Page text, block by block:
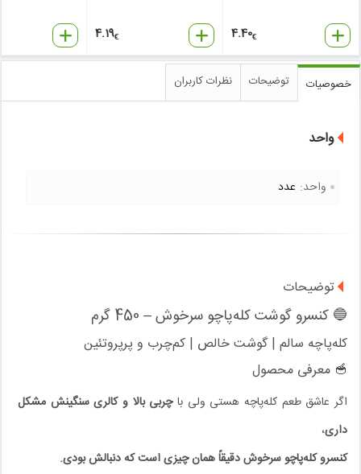
4.40€
4.19€
خصوصیات توضیحات نظرات کاربران
واحد
واحد: عدد
توضیحات
🔵 کنسرو گوشت کله‌پاچو سرخوش – 450 گرم
کله‌پاچه سالم | گوشت خالص | کم‌چرب و پرپروتئین
🥣 معرفی محصول
اگر عاشق طعم کله‌پاچه هستی ولی باچربی بالا و کالری سنگینش مشکل
داری،
کنسرو کله‌پاچو سرخوش دقیقاً همان چیزی است که دنبالش بودی.